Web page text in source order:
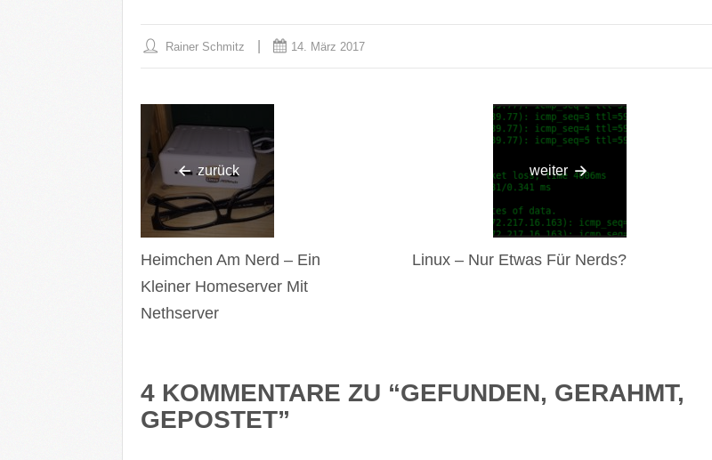
Rainer Schmitz 14. März 2017
zurück
Heimchen Am Nerd – Ein
Kleiner Homeserver Mit
Nethserver
weiter
Linux – Nur Etwas Für Nerds?
4 KOMMENTARE ZU “GEFUNDEN, GERAHMT,
GEPOSTET”